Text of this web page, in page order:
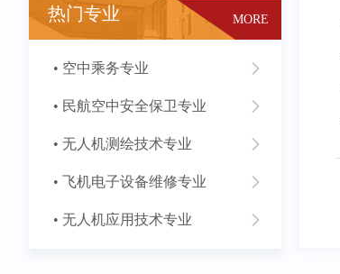
热门专业 MORE
• 空中乘务专业
• 民航空中安全保卫专业
• 无人机测绘技术专业
• 飞机电子设备维修专业
• 无人机应用技术专业